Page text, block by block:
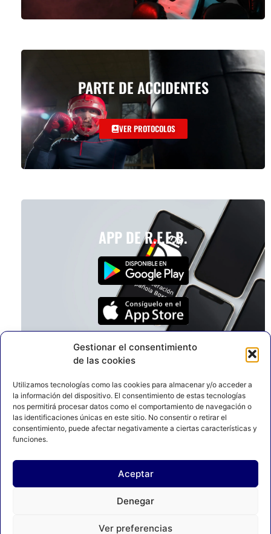
Gestionar el consentimiento
de las cookies
Utilizamos tecnologías como las cookies para almacenar y/o acceder a
la información del dispositivo. El consentimiento de estas tecnologías
nos permitirá procesar datos como el comportamiento de navegación o
las identificaciones únicas en este sitio. No consentir o retirar el
consentimiento, puede afectar negativamente a ciertas características y
funciones.
Aceptar
Denegar
Ver preferencias
PARTE DE ACCIDENTES
VER PROTOCOLOS
APP DE R.F.E.B.
POLÍTICA DE PRIVACIDAD
POLÍTICA DE COOKIES